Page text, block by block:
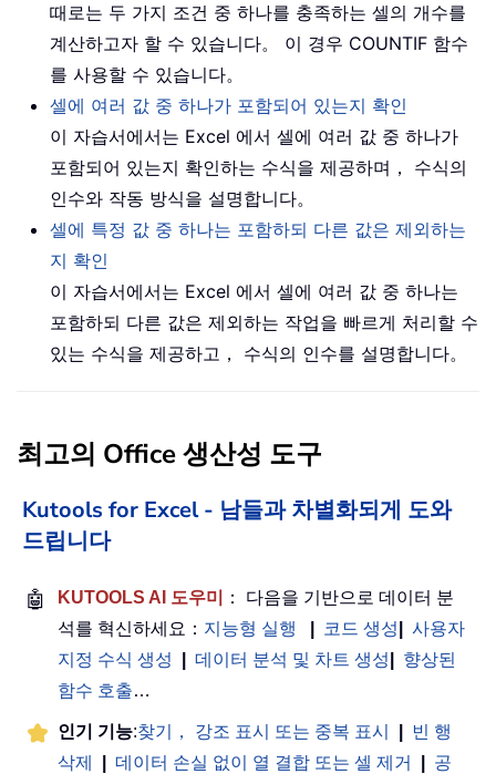
때로는 두 가지 조건 중 하나를 충족하는 셀의 개수를
계산하고자 할 수 있습니다。 이 경우 COUNTIF 함수
를 사용할 수 있습니다。
셀에 여러 값 중 하나가 포함되어 있는지 확인
이 자습서에서는 Excel 에서 셀에 여러 값 중 하나가
포함되어 있는지 확인하는 수식을 제공하며， 수식의
인수와 작동 방식을 설명합니다。
셀에 특정 값 중 하나는 포함하되 다른 값은 제외하는
지 확인
이 자습서에서는 Excel 에서 셀에 여러 값 중 하나는
포함하되 다른 값은 제외하는 작업을 빠르게 처리할 수
있는 수식을 제공하고， 수식의 인수를 설명합니다。
최고의 Office 생산성 도구
Kutools for Excel - 남들과 차별화되게 도와
드립니다
🤖 KUTOOLS AI 도우미
： 다음을 기반으로 데이터 분
석를 혁신하세요： 지능형 실행 코드 생성
사용자
지정 수식 생성
데이터 분석 및 차트 생성
향상된
함수 호출…
인기 기능:찾기， 강조 표시 또는 중복 표시
빈 행
삭제
데이터 손실 없이 열 결합 또는 셀 제거
공